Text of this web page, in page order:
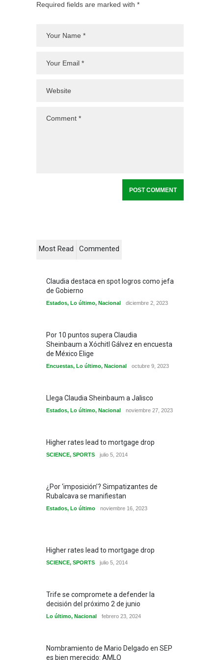
Required fields are marked with *
Most Read Commented
Claudia destaca en spot logros como jefa
de Gobierno
Estados, Lo último, Nacional diciembre 2, 2023
Por 10 puntos supera Claudia
Sheinbaum a Xóchitl Gálvez en encuesta
de México Elige
Encuestas, Lo último, Nacional octubre 9, 2023
Llega Claudia Sheinbaum a Jalisco
Estados, Lo último, Nacional noviembre 27, 2023
Higher rates lead to mortgage drop
SCIENCE, SPORTS julio 5, 2014
¿Por ‘imposición’? Simpatizantes de
Rubalcava se manifiestan
Estados, Lo último noviembre 16, 2023
Higher rates lead to mortgage drop
SCIENCE, SPORTS julio 5, 2014
Trife se compromete a defender la
decisión del próximo 2 de junio
Lo último, Nacional febrero 23, 2024
Nombramiento de Mario Delgado en SEP
es bien merecido: AMLO